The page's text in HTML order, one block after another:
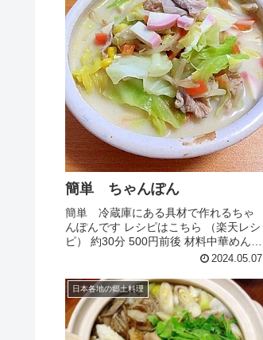
簡単 ちゃんぽん
簡単 冷蔵庫にある具材で作れるちゃ
んぽんです レシピはこちら （楽天レシ
ピ） 約30分 500円前後 材料中華めんお
湯●具材豚肉（細切れ）キャベツもやし
ル●スープ★水★鶏がらスープの素★醤
油▲牛乳▲塩コショ...
2024.05.07
日本各地の郷土料理